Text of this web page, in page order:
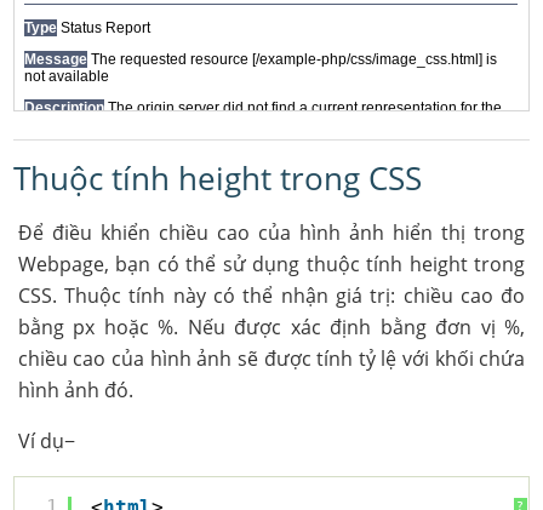
Thuộc tính height trong CSS
Để điều khiển chiều cao của hình ảnh hiển thị trong
Webpage, bạn có thể sử dụng thuộc tính height trong
CSS. Thuộc tính này có thể nhận giá trị: chiều cao đo
bằng px hoặc %. Nếu được xác định bằng đơn vị %,
chiều cao của hình ảnh sẽ được tính tỷ lệ với khối chứa
hình ảnh đó.
Ví dụ−
?